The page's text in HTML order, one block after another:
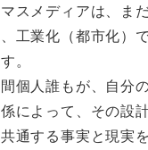
スメディアは、ま
工業化（都市化）
。
個人誰もが、自分
によって、その設
通する事実と現実